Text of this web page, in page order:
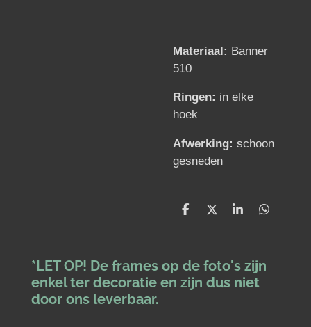
Materiaal: Banner
510
Ringen: in elke
hoek
Afwerking: schoon
gesneden
D
n
D
S
e
D
n
*LET OP! De frames op de foto's zijn
enkel ter decoratie en zijn dus niet
door ons leverbaar.